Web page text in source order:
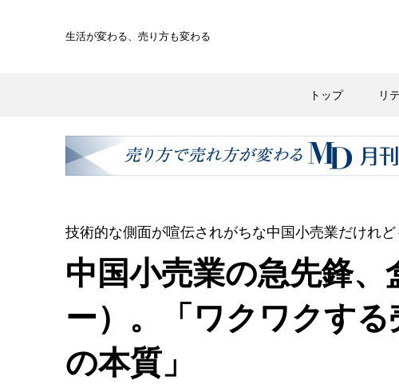
生活が変わる、 売り方も変わる
トップ リ
技術的な側面が喧伝されがちな中国小売業だけれ
中国小売業の急先鋒、
ー）。「ワクワクす
の本質」